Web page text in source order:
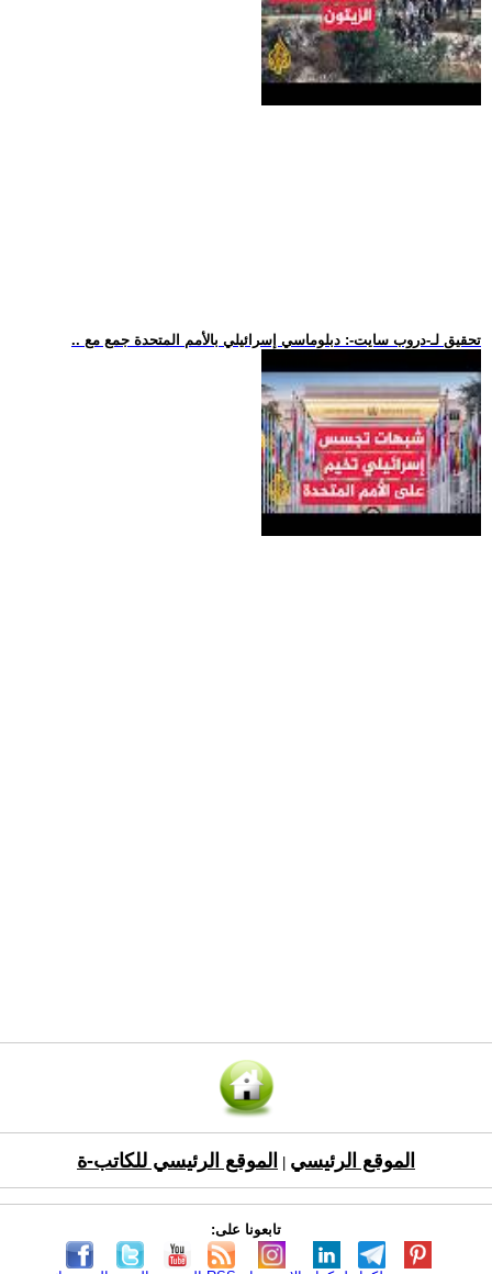
.. تحقيق لـ-دروب سايت-: دبلوماسي إسرائيلي بالأمم المتحدة جمع مع
الموقع الرئيسي الموقع الرئيسي للكاتب-ة
تابعونا على: